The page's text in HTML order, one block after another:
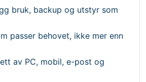
bruk, backup og utstyr som
passer behovet, ikke mer enn
av PC, mobil, e-post og